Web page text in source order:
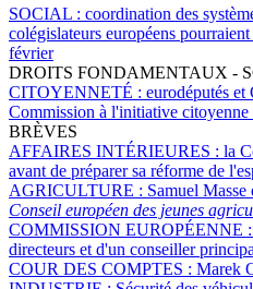
SOCIAL : coordination des
colégislateurs européens
février
DROITS FONDAMENTAUX -
CITOYENNETÉ : eurodéputés et
Commission à l'initiative
BRÈVES
AFFAIRES INTÉRIEURES : la
avant de préparer sa réforme de
AGRICULTURE : Samuel Masse
Conseil européen des jeunes
COMMISSION EUROPÉENNE :
directeurs et d'un conseiller
COUR DES COMPTES : Marek